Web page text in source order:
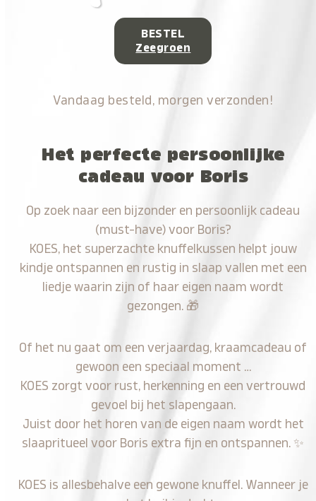
BESTEL
Zeegroen
Vandaag besteld, morgen verzonden!
Het perfecte persoonlijke
cadeau voor Boris
Op zoek naar een bijzonder en persoonlijk cadeau
(must-have) voor Boris?
KOES, het superzachte knuffelkussen helpt jouw
kindje ontspannen en rustig in slaap vallen met een
liedje waarin zijn of haar eigen naam wordt
gezongen. 🎁
Of het nu gaat om een verjaardag, kraamcadeau of
gewoon een speciaal moment …
KOES zorgt voor rust, herkenning en een vertrouwd
gevoel bij het slapengaan.
Juist door het horen van de eigen naam wordt het
slaapritueel voor Boris extra fijn en ontspannen. ✨
KOES is allesbehalve een gewone knuffel. Wanneer je